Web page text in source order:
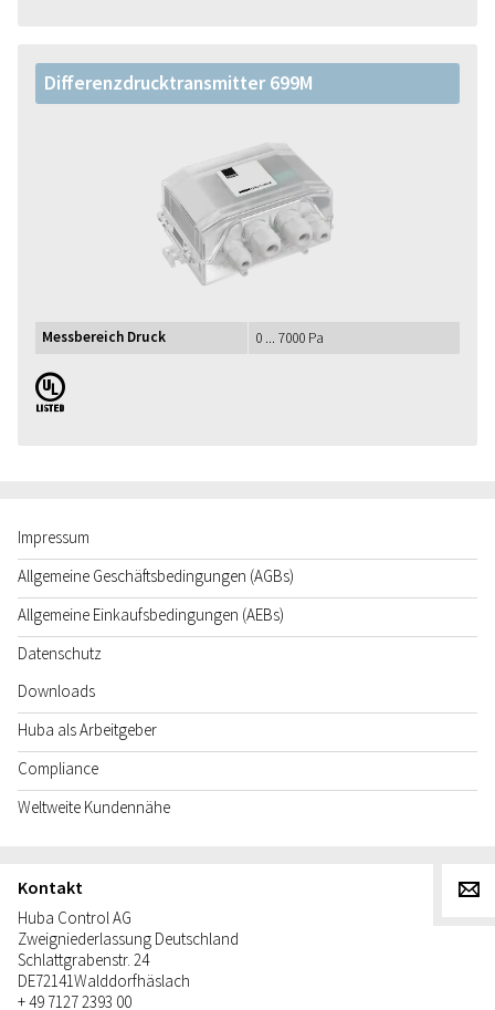
Differenzdrucktransmitter 699M
Messbereich Druck 0 ... 7000 Pa
UL
Impressum
Allgemeine Geschäftsbedingungen (AGBs)
Allgemeine Einkaufsbedingungen (AEBs)
Datenschutz
Downloads
Huba als Arbeitgeber
Compliance
Weltweite Kundennähe
Kontakt
Huba Control AG
Zweigniederlassung Deutschland
Schlattgrabenstr. 24
DE72141Walddorfhäslach
+ 49 7127 2393 00
g